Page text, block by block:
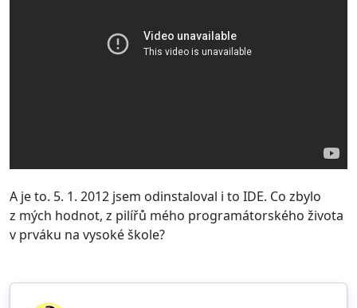
A je to. 5. 1. 2012 jsem odinstaloval i to IDE. Co zbylo
z mých hodnot, z pilířů mého programátorského života
v prváku na vysoké škole?